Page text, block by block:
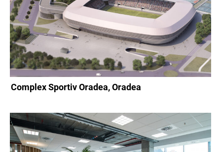
Complex Sportiv Oradea, Oradea